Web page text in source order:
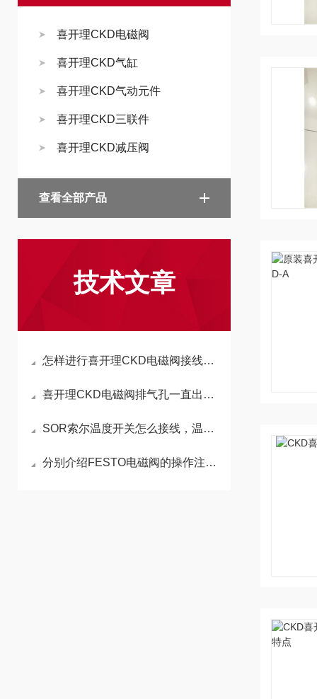
喜开理CKD电磁阀
喜开理CKD气缸
喜开理CKD气动元件
喜开理CKD三联件
喜开理CKD减压阀
查看全部产品
技术文章
怎样进行喜开理CKD电磁阀接线才属于正确接法
喜开理CKD电磁阀排气孔一直出气的原因是什么
SOR索尔温度开关怎么接线，温度开关怎么接线
分别介绍FESTO电磁阀的操作注意事项与包装运输